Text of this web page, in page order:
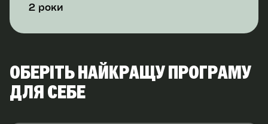
2 роки
ОБЕРІТЬ НАЙКРАЩУ ПРОГРАМУ
ДЛЯ СЕБЕ